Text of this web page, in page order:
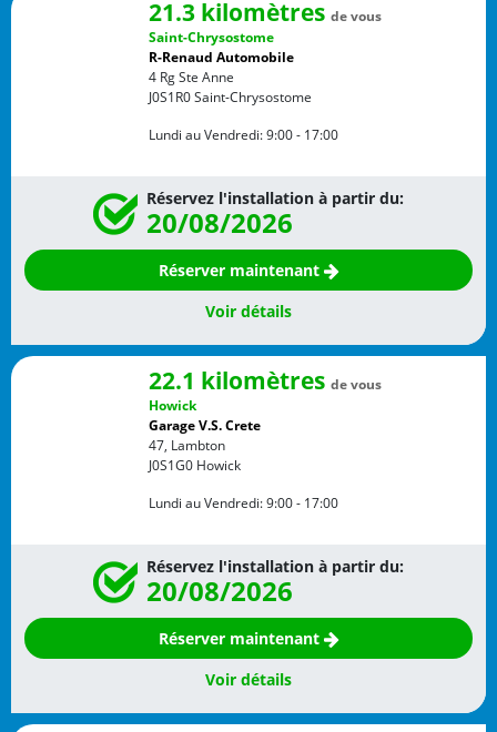
21.3 kilomètres de vous
Saint-Chrysostome
R-Renaud Automobile
4 Rg Ste Anne
J0S1R0Saint-Chrysostome
Lundi au Vendredi:9:00 - 17:00
Réservez l'installation à partir du:
20/08/2026
Réserver maintenant
Voir détails
22.1 kilomètres de vous
Howick
Garage V.S. Crete
47, Lambton
J0S1G0 Howick
Lundi au Vendredi:9:00 - 17:00
Réservez l'installation à partir du:
20/08/2026
Réserver maintenant
Voir détails